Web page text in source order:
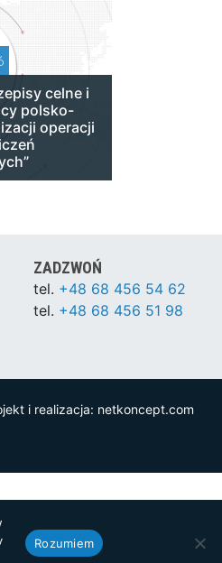
celne i
polsko-
operacji
ZADZWOŃ
tel. +48 68 456 54 62
tel. +48 68 456 51 98
i realizacja: netkoncept.com
Rozumiem